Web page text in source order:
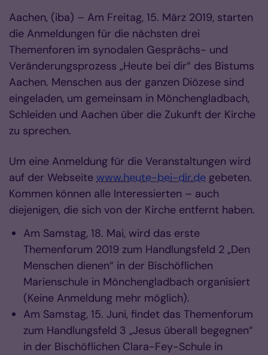
Aachen, (iba) – Am Freitag, 15. März 2019, starten
die Anmeldungen für die nächsten drei
Themenforen im synodalen Gesprächs- und
Veränderungsprozess „Heute bei dir“ des Bistums
Aachen. Menschen aus der ganzen Diözese sind
eingeladen, um gemeinsam in Mönchengladbach,
Schleiden und Aachen über die Zukunft der Kirche
zu sprechen.
Um eine Anmeldung für die Veranstaltungen wird
auf der Webseite www.heute-bei-dir.de gebeten.
Kommen können alle Interessierten – auch
diejenigen, die sich von der Kirche entfernt haben.
Am Samstag, 18. Mai, wird das erste
Themenforum 2019 zum Handlungsfeld 2 „Den
Menschen dienen“ in der Bischöflichen
Marienschule in Mönchengladbach organisiert
(Keine Anmeldung mehr möglich).
Am Samstag, 15. Juni, findet das Themenforum
zum Handlungsfeld 3 „Jesus überall begegnen“
in der Bischöflichen Clara-Fey-Schule in